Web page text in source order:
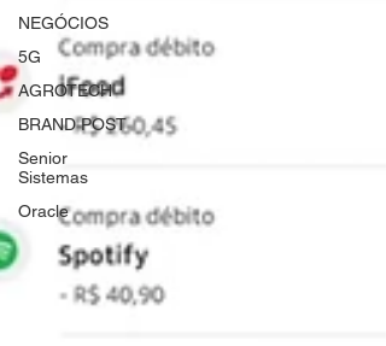
NEGÓCIOS
5G
AGROTECH
BRAND POST
Senior
Sistemas
Oracle